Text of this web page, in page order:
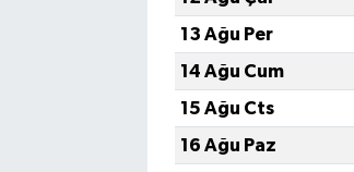
13 Ağu Per
14 Ağu Cum
15 Ağu Cts
16 Ağu Paz